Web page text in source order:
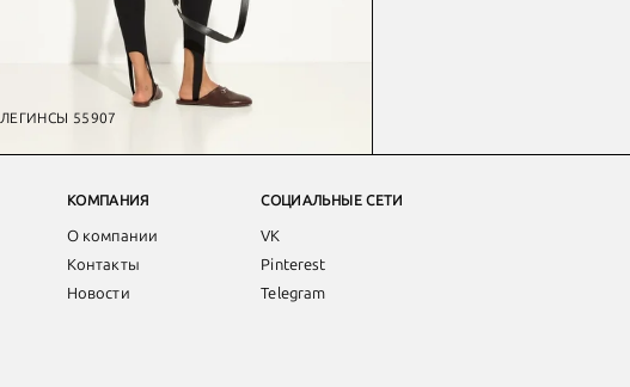
ЛЕГИНСЫ 55907
КОМПАНИЯ
О компании
Контакты
Новости
СОЦИАЛЬНЫЕ СЕТИ
VK
Pinterest
Telegram